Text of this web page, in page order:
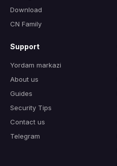
Download
CN Family
Support
Yordam markazi
About us
Guides
Security Tips
Contact us
Telegram